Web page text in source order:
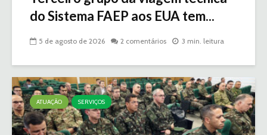
do Sistema FAEP aos EUA tem...
5 de agosto de 2026 2 comentários 3 min. leitura
ATUAÇÃO SERVIÇOS